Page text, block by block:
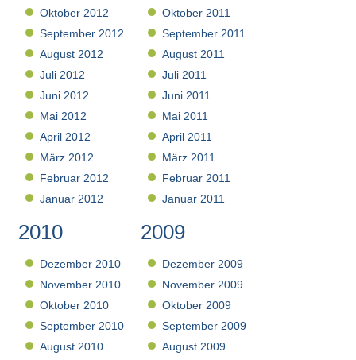
Oktober 2012
September 2012
August 2012
Juli 2012
Juni 2012
Mai 2012
April 2012
März 2012
Februar 2012
Januar 2012
Oktober 2011
September 2011
August 2011
Juli 2011
Juni 2011
Mai 2011
April 2011
März 2011
Februar 2011
Januar 2011
2010
Dezember 2010
November 2010
Oktober 2010
September 2010
August 2010
2009
Dezember 2009
November 2009
Oktober 2009
September 2009
August 2009